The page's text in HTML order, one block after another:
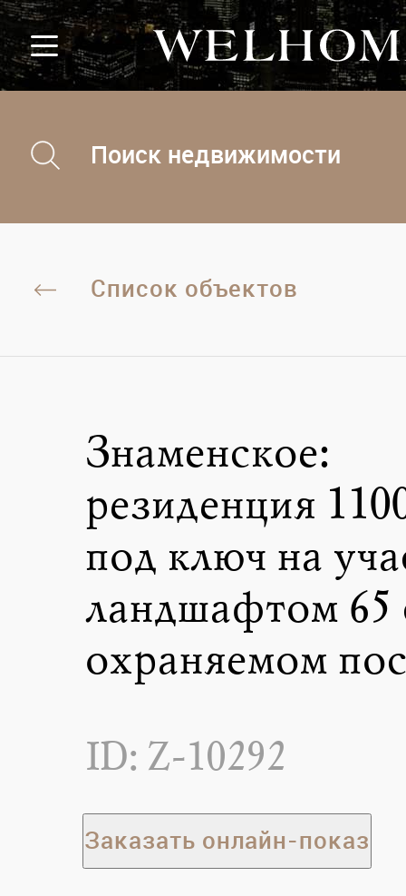
Поиск недвижимости
Список объектов
Знаменское:
резиденция
под ключ на
ландшафтом 65
охраняемом
ID: Z-10292
Заказать онлайн-показ